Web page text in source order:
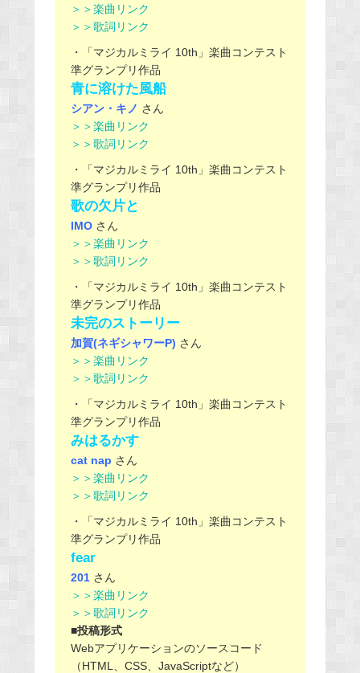
＞＞楽曲リンク
＞＞歌詞リンク
・「マジカルミライ 10th」楽曲コンテスト
準グランプリ作品
青に溶けた風船
シアン・キノ さん
＞＞楽曲リンク
＞＞歌詞リンク
・「マジカルミライ 10th」楽曲コンテスト
準グランプリ作品
歌の欠片と
IMO さん
＞＞楽曲リンク
＞＞歌詞リンク
・「マジカルミライ 10th」楽曲コンテスト
準グランプリ作品
未完のストーリー
加賀(ネギシャワーP) さん
＞＞楽曲リンク
＞＞歌詞リンク
・「マジカルミライ 10th」楽曲コンテスト
準グランプリ作品
みはるかす
cat nap さん
＞＞楽曲リンク
＞＞歌詞リンク
・「マジカルミライ 10th」楽曲コンテスト
準グランプリ作品
fear
201 さん
＞＞楽曲リンク
＞＞歌詞リンク
■投稿形式
Webアプリケーションのソースコード
（HTML、CSS、JavaScriptなど）